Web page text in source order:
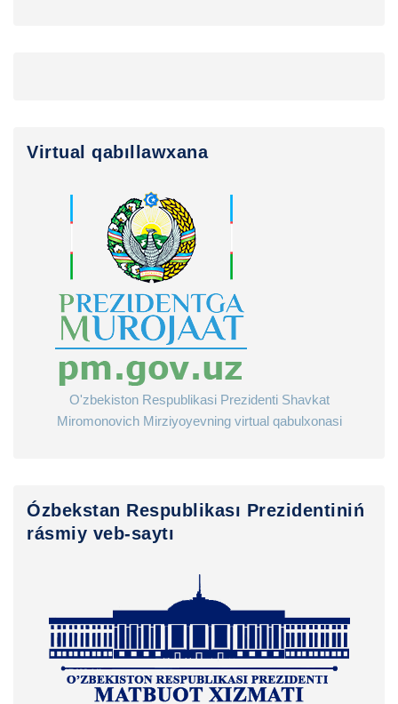
Virtual qabıllawxana
O'zbekiston Respublikasi Prezidenti Shavkat
Miromonovich Mirziyoyevning virtual qabulxonasi
Ózbekstan Respublikası Prezidentiniń
rásmiy veb-saytı